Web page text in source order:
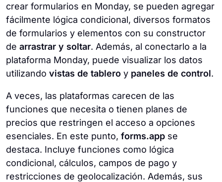
crear formularios en Monday, se pueden agregar
fácilmente lógica condicional, diversos formatos
de formularios y elementos con su constructor
de arrastrar y soltar. Además, al conectarlo a la
plataforma Monday, puede visualizar los datos
utilizando vistas de tablero y paneles de control.
A veces, las plataformas carecen de las
funciones que necesita o tienen planes de
precios que restringen el acceso a opciones
esenciales. En este punto, forms.app se
destaca. Incluye funciones como lógica
condicional, cálculos, campos de pago y
restricciones de geolocalización. Además, sus